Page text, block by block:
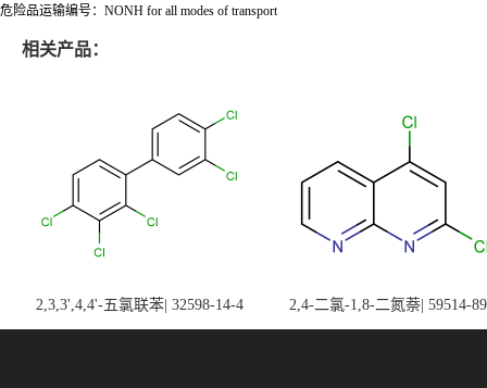
危险品运输编号：NONH for all modes of transport
相关产品：
2,3,3',4,4'-五氯联苯| 32598-14-4 2,4-二氯-1,8-二氮萘| 59514-